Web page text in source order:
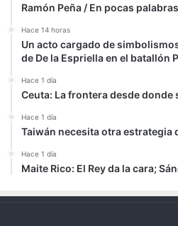
Ramón Peña / En pocas
Hace 14 horas
Un acto cargado de
de De la Espriella en el batallón
Hace 1 día
Ceuta: La frontera desde donde
Hace 1 día
Taiwán necesita otra estrategia
Hace 1 día
Maite Rico: El Rey da la cara;